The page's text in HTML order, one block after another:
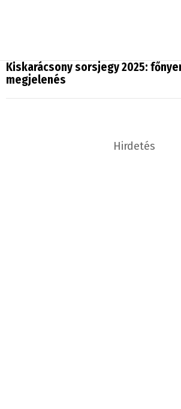
Kiskarácsony sorsjegy 2025:
megjelenés
Hirdetés